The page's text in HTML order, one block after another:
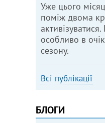
Уже цього
поміж двома
особливо в
сезону.
Всі публікації
БЛОГИ